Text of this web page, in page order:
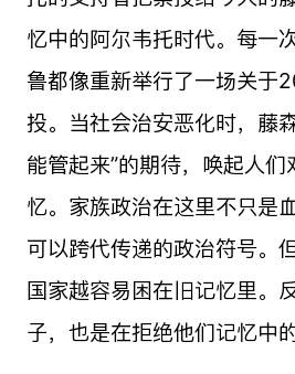
忆中的阿尔韦托时代。每一
鲁都像重新举行了一场关于
投。当社会治安恶化时，藤
能管起来”的期待，唤起人
忆。家族政治在这里不只是
可以跨代传递的政治符号。
国家越容易困在旧记忆里。
子，也是在拒绝他们记忆中